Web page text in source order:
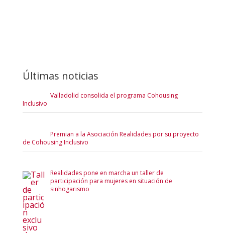
Últimas noticias
Valladolid consolida el programa Cohousing
Inclusivo
Premian a la Asociación Realidades por su proyecto
de Cohousing Inclusivo
Realidades pone en marcha un taller de
participación para mujeres en situación de
sinhogarismo